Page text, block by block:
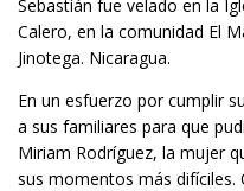
Sebastián fue velado en la
Calero, en la comunidad El
Jinotega. Nicaragua.
En un esfuerzo por cumplir
a sus familiares para que
Miriam Rodríguez, la mujer
sus momentos más difíciles.